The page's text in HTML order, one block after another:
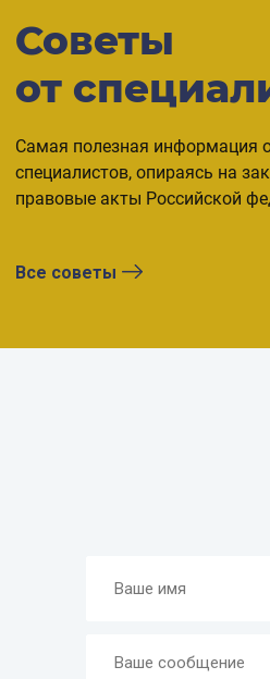
Советы
от
Самая полезная информация
специалистов, опираясь на
правовые акты Российской
Все советы
КАК
Согласно
правил.
такому решению
невозможности